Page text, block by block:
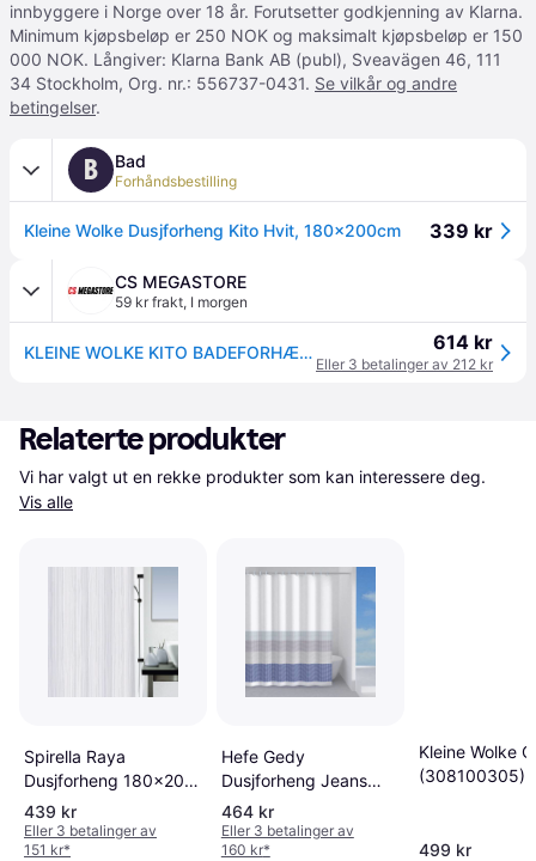
innbyggere i Norge over 18 år. Forutsetter godkjenning av Klarna.
Minimum kjøpsbeløp er 250 NOK og maksimalt kjøpsbeløp er 150
000 NOK. Långiver: Klarna Bank AB (publ), Sveavägen 46, 111
34 Stockholm, Org. nr.: 556737-0431. Se vilkår og andre
betingelser.
B Bad
Forhåndsbestilling
Kleine Wolke Dusjforheng Kito Hvit, 180x200cm 339 kr
CS MEGASTORE
59 kr frakt, I morgen
KLEINE WOLKE KITO BADEFORHÆNG 180X200 HVID POLYESTER 614 kr
Eller 3 betalinger av 212 kr
Relaterte produkter
Vis alle
Spirella Raya
Dusjforheng 180x200
cm Hvit
439 kr
Eller 3 betalinger av
151 kr*
Hefe Gedy
Dusjforheng Jeans
180x200 cm
464 kr
Eller 3 betalinger av
160 kr*
Kleine Wolke
(308100305)
499 kr